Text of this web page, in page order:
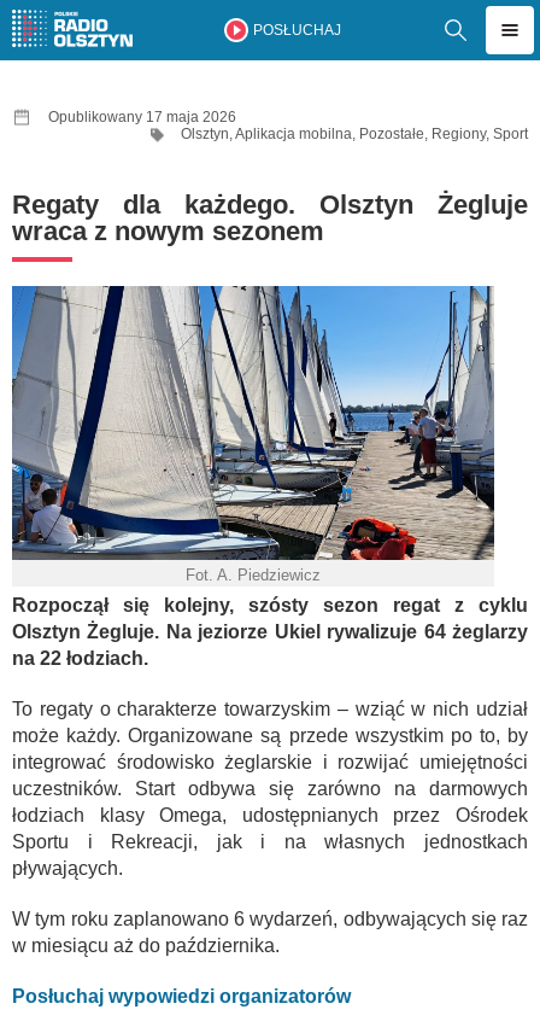
POSŁUCHAJ
Opublikowany 17 maja 2026
Olsztyn,Aplikacja mobilna, Pozostałe, Regiony, Sport
Regaty dla każdego. Olsztyn Żegluje
wraca z nowym sezonem
Fot. A. Piedziewicz
Rozpoczął się kolejny, szósty sezon regat z cyklu
Olsztyn Żegluje. Na jeziorze Ukiel rywalizuje 64 żeglarzy
na 22 łodziach.
To regaty o charakterze towarzyskim – wziąć w nich udział
może każdy. Organizowane są przede wszystkim po to, by
integrować środowisko żeglarskie i rozwijać umiejętności
uczestników. Start odbywa się zarówno na darmowych
łodziach klasy Omega, udostępnianych przez Ośrodek
Sportu i Rekreacji, jak i na własnych jednostkach
pływających.
W tym roku zaplanowano 6 wydarzeń, odbywających się raz
w miesiącu aż do października.
Posłuchaj wypowiedzi organizatorów